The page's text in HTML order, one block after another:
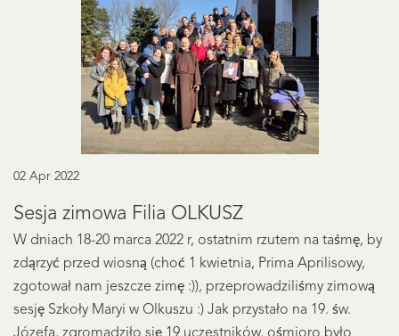
02 Apr 2022
Sesja zimowa Filia OLKUSZ
W dniach 18-20 marca 2022 r, ostatnim rzutem na taśmę, by
zdąrzyć przed wiosną (choć 1 kwietnia, Prima Aprilisowy,
zgotował nam jeszcze zimę :)), przeprowadziliśmy zimową
sesję Szkoły Maryi w Olkuszu :) Jak przystało na 19. św.